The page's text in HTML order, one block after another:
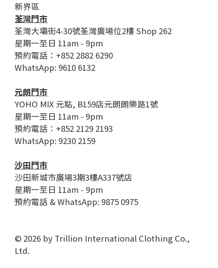
新界區
荃灣門市
荃灣大壩街4-30號荃灣廣場位2樓 Shop 262
星期一至日 11am - 9pm
預約電話：+852 2882 6290
WhatsApp: 9610 6132
元朗門市
YOHO MIX 元點, B159店元朗朗樂路1號
星期一至日 11am - 9pm
預約電話：+852 2129 2193
WhatsApp: 9230 2159
沙田門市
沙田新城市廣場3期3樓A337號店
星期一至日 11am - 9pm
預約電話 & WhatsApp: 9875 0975
© 2026 by Trillion International Clothing Co.,
Ltd.